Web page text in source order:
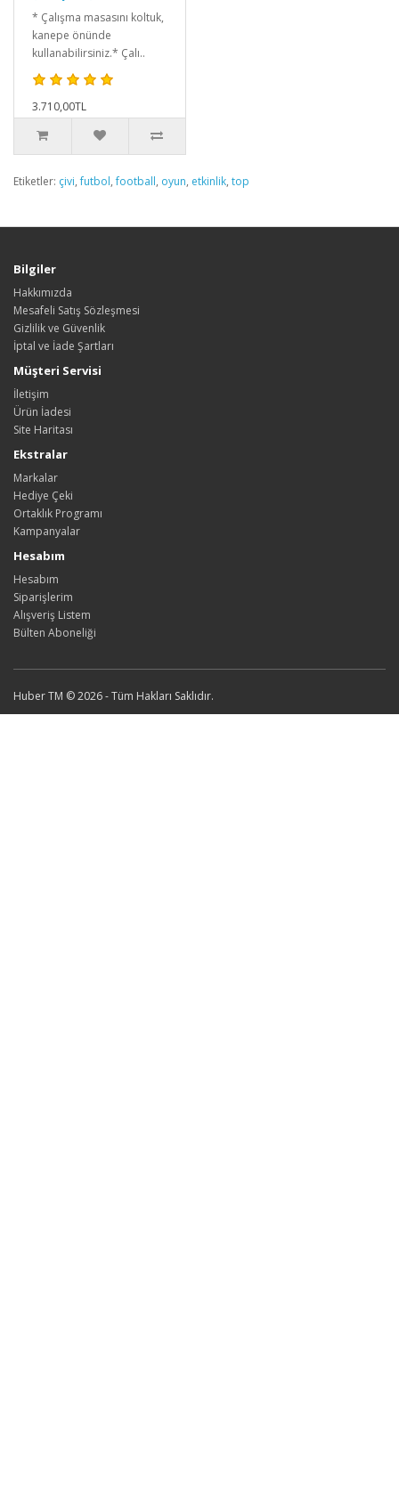
* Çalışma masasını koltuk,
kanepe önünde
kullanabilirsiniz.* Çalı..
3.710,00TL
Etiketler: çivi,futbol,football, oyun, etkinlik, top
Bilgiler
Hakkımızda
Mesafeli Satış Sözleşmesi
Gizlilik ve Güvenlik
İptal ve İade Şartları
Müşteri Servisi
İletişim
Ürün İadesi
Site Haritası
Ekstralar
Markalar
Hediye Çeki
Ortaklık Programı
Kampanyalar
Hesabım
Hesabım
Siparişlerim
Alışveriş Listem
Bülten Aboneliği
Huber TM © 2026 - Tüm Hakları Saklıdır.